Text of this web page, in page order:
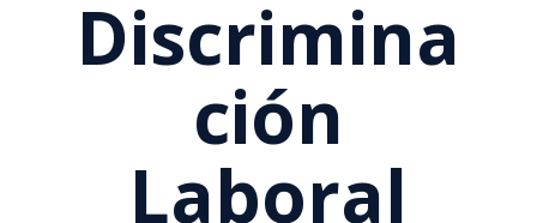
Discrimina
Ción
Laboral